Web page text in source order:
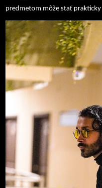
predmetom môže stať